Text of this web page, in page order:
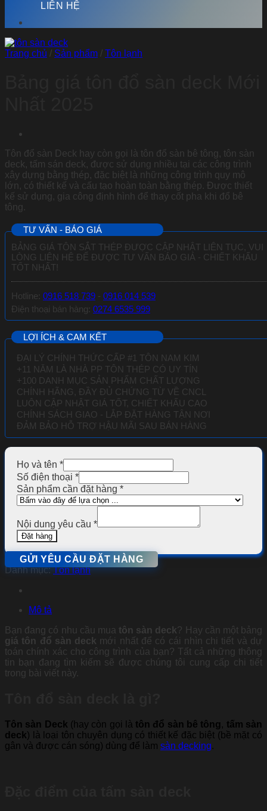
LIÊN HỆ
Trang chủ / Sản phẩm / Tôn lạnh
Tôn đổ sàn Deck hay còn gọi là tôn đổ sàn bê tông, tôn sàn
deck, tấm sán deck, được sử dụng nhiều tại các công trình
xây dựng bằng thép, đặc biệt là những công trình quy mô
lớn, có thiết kế và cấu tạo hoàn toàn bằng thép. Được thiết
kế sử dụng, gia công định hình để thay cốt pha khi đổ bê
tông.
TƯ VẤN - BÁO GIÁ
BẢNG GIÁ TÔN SẮT THÉP ĐƯỢC CẬP NHẬT LIÊN TỤC, VUI
LÒNG LIÊN HỆ ĐỂ ĐƯỢC TƯ VẤN BÁO GIÁ - CHIẾT KHẤU
TỐT NHẤT!
Hotline: 0916 518 739 - 0916 014 539
Điện thoại bán hàng: 0274 6535 999
LỢI ÍCH & CAM KẾT
ĐẠI LÝ CHÍNH THỨC CẤP #1 TÔN NAM KIM
+11 NĂM LÀ NHÀ PP TÔN THÉP CÓ UY TÍN
+100 DANH MỤC SẢN PHẨM CHẤT LƯỢNG
CHÍNH HÃNG, ĐẦY ĐỦ CHỨNG TỪ VỀ CNCL
LUÔN CẬP NHẬT GIÁ TỐT, CHIẾT KHẤU CAO
CHÍNH SÁCH GIAO - LẮP ĐẶT HÀNG TẬN NƠI
ĐẢM BẢO HỖ TRỢ HẬU MÃI SAU BÁN HÀNG
Họ và tên *
Số điện thoại *
Sản phẩm cần đặt hàng *
Nội dung yêu cầu *
Đặt hàng
GỬI YÊU CẦU ĐẶT HÀNG
Danh mục:Tôn lạnh
Mô tả
Bạn đang có nhu cầu mua tôn sàn deck? Hay cần một bảng
giá tôn đổ sàn deck mới nhất để có cái nhìn chi tiết và dự
toán chính xác cho công trình của bạn? Tất cả những thông
tin bạn đang tìm kiếm sẽ được chúng tôi cung cấp chi tiết
trong bài viết này.
Tôn sàn Deck (hay còn gọi là tôn đổ sàn bê tông , tấm sàn
deck) là loại tôn chuyên dụng có thiết kế đặc biệt (bề mặt có
gân và được cán sóng) dùng để làm sàn decking.